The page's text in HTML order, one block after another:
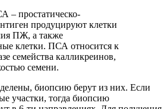
– простатическо-
продуцируют клетки
ПЖ, а также
клетки. ПСА относится к
семейства калликреинов,
семени.
биопсию берут из них. Если
участки, тогда биопсию